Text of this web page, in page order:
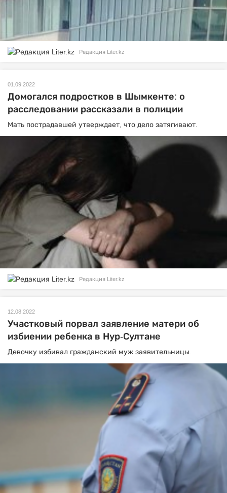
Редакция Liter.kz
01.09.2022
Домогался подростков в Шымкенте: о
расследовании рассказали в полиции
Мать пострадавшей утверждает, что дело затягивают.
Редакция Liter.kz
12.08.2022
Участковый порвал заявление матери об
избиении ребенка в Нур-Султане
Девочку избивал гражданский муж заявительницы.